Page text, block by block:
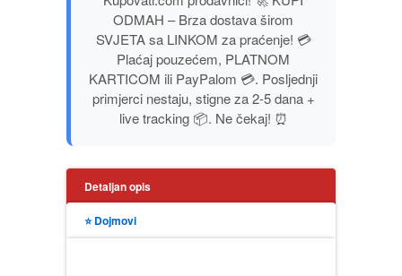
PRIČE
PUBLICISTIKA
PUTOPISI
TEORIJE ZAVERE
ODMAH – Brza dostava širom
SVJETA sa LINKOM za praćenje! 💳
Plaćaj pouzećem, PLATNOM
KARTICOM ili PayPalom 💳. Posljednji
primjerci nestaju, stigne za 2-5 dana +
live tracking 📦. Ne čekaj! ⏰
Detaljan opis
⭐ Dojmovi